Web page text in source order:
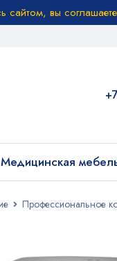
сайтом, вы
Медицинская
Профессиональное